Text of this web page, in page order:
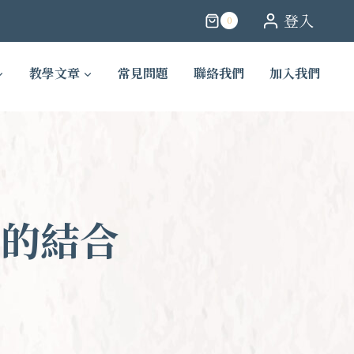
0 登入
教學文章 常見問題 聯絡我們 加入我們
結合